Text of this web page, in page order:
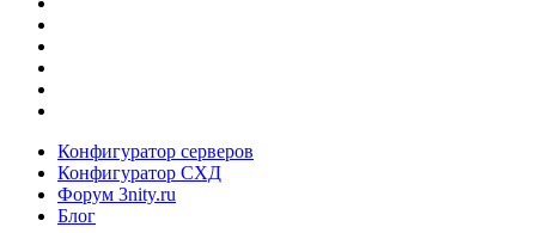
Конфигуратор серверов
Конфигуратор СХД
Форум 3nity.ru
Блог